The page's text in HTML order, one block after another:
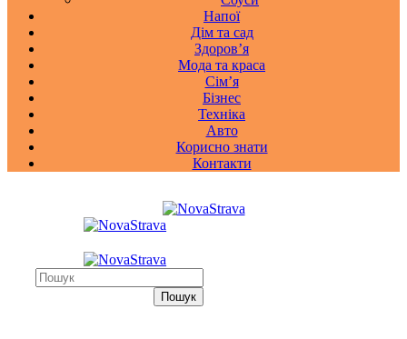
Напої
Дім та сад
Здоровʼя
Мода та краса
Сімʼя
Бізнес
Техніка
Авто
Корисно знати
Контакти
Пошук